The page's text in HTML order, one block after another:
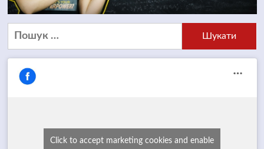
Пошук:
Click to accept marketing cookies and enable